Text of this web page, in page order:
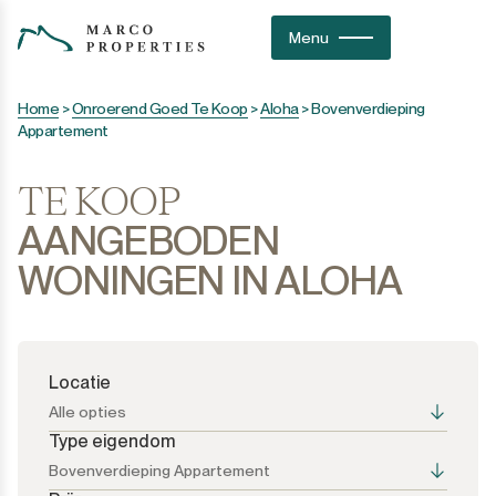
Menu
Home >Onroerend Goed Te Koop >Aloha>Bovenverdieping
Appartement
TE KOOP
AANGEBODEN
WONINGEN IN ALOHA
Locatie
Alle opties
Type eigendom
Bovenverdieping Appartement